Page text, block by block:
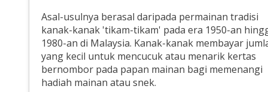
Asal-usulnya berasal daripada permainan tradisi
kanak-kanak 'tikam-tikam' pada era 1950-an
1980-an di Malaysia. Kanak-kanak membayar
yang kecil untuk mencucuk atau menarik kertas
bernombor pada papan mainan bagi memenangi
hadiah mainan atau snek.